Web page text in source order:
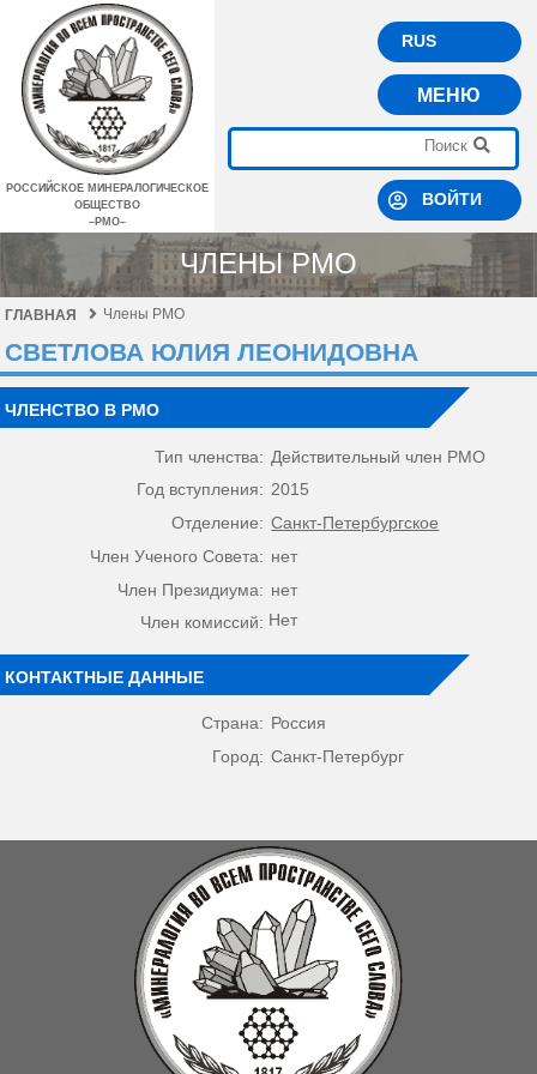
РОССИЙСКОЕ МИНЕРАЛОГИЧЕСКОЕ
ОБЩЕСТВО
–РМО–
RUS
МЕНЮ
ВОЙТИ
ЧЛЕНЫ РМО
ГЛАВНАЯ Члены РМО
СВЕТЛОВА ЮЛИЯ ЛЕОНИДОВНА
ЧЛЕНСТВО В РМО
Тип членства: Действительный член РМО
Год вступления: 2015
Отделение: Санкт-Петербургское
Член Ученого Совета: нет
Член Президиума: нет
Член комиссий: Нет
КОНТАКТНЫЕ ДАННЫЕ
Страна: Россия
Город: Санкт-Петербург